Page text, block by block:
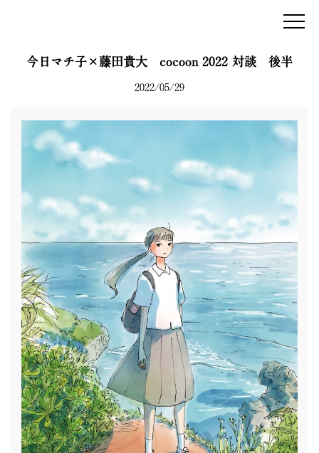
mum&gypsy
NEWS
INTERVIEW
WORKSHOP
SHOP
MEDIA
ENGLISH
twitter
facebook
instagram
contact
今日マチ子×藤田貴大 cocoon 2022 対談 後半
2022/05/29